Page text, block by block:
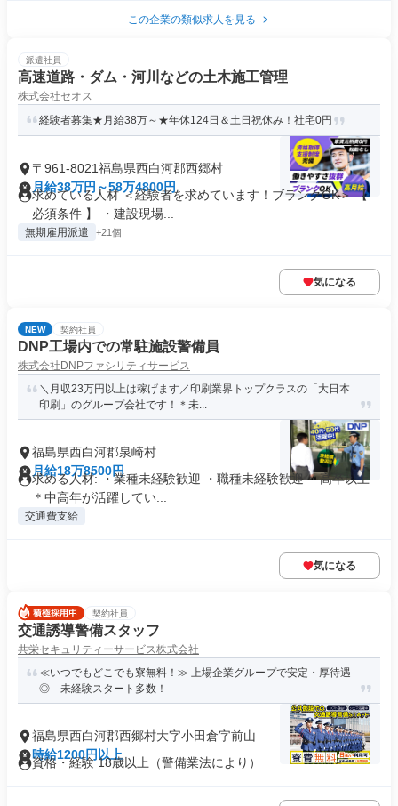
この企業の類似求人を見る
派遣社員
高速道路・ダム・河川などの土木施工管理
株式会社セオス
経験者募集★月給38万～★年休124日＆土日祝休み！社宅0円
〒961-8021福島県西白河郡西郷村
月給38万円～58万4800円
求めている人材 ＜経験者を求めています！ブランクOK＞ 【
必須条件 】 ・建設現場...
無期雇用派遣 +21個
気になる
NEW 契約社員
DNP工場内での常駐施設警備員
株式会社DNPファシリティサービス
＼月収23万円以上は稼げます／印刷業界トップクラスの「大日本
印刷」のグループ会社です！＊未...
福島県西白河郡泉崎村
月給18万8500円
求める人材: ・業種未経験歓迎 ・職種未経験歓迎 ・高卒以上
＊中高年が活躍してい...
交通費支給
気になる
契約社員
交通誘導警備スタッフ
共栄セキュリティーサービス株式会社
≪いつでもどこでも寮無料！≫ 上場企業グループで安定・厚待遇
◎ 未経験スタート多数！
福島県西白河郡西郷村大字小田倉字前山
時給1200円以上
資格・経験 18歳以上（警備業法により）